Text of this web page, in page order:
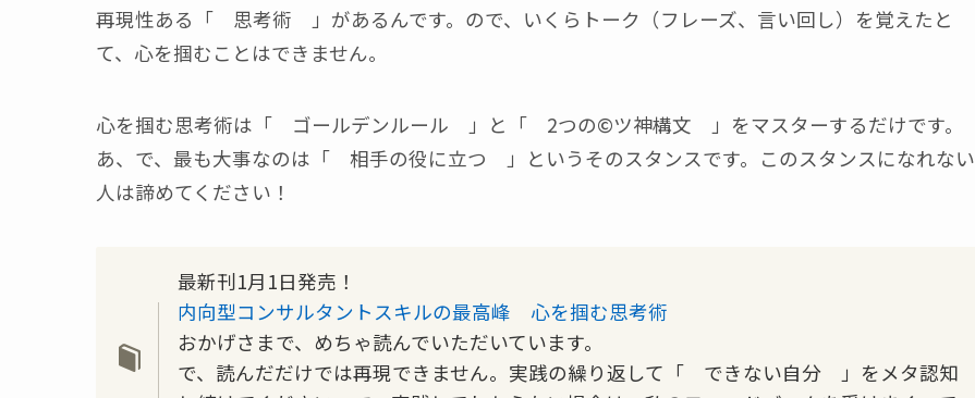
再現性ある「 思考術 」があるんです。ので、いくらトーク（フレーズ、言い回し）を覚えたと
て、心を掴むことはできません。
心を掴む思考術は「 ゴールデンルール 」と「 2つの©ツ神構文 」をマスターするだけです。
あ、で、最も大事なのは「 相手の役に立つ 」というそのスタンスです。このスタンスになれない
人は諦めてください！
最新刊1月1日発売！
内向型コンサルタントスキルの最高峰 心を掴む思考術
おかげさまで、めちゃ読んでいただいています。
で、読んだだけでは再現できません。実践の繰り返して「 できない自分 」をメタ認知